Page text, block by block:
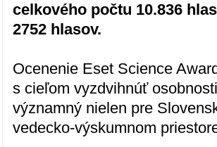
celkového počtu 10.836
2752 hlasov.
Ocenenie Eset Science
s cieľom vyzdvihnúť
významný nielen pre
vedecko-výskumnom